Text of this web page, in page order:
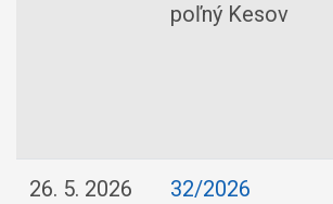
poľný Kesov
26. 5. 2026
32/2026